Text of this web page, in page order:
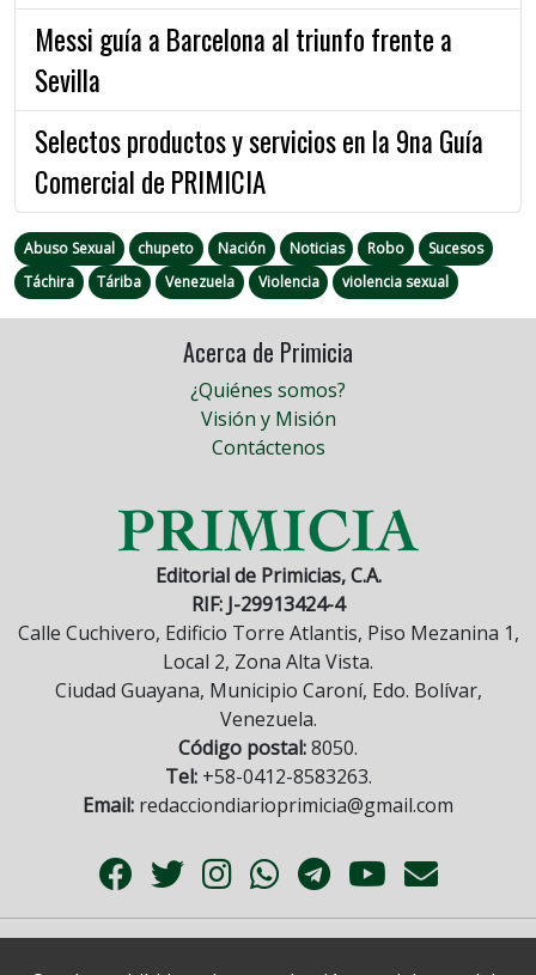
Messi guía a Barcelona al triunfo frente a
Sevilla
Selectos productos y servicios en la 9na Guía
Comercial de PRIMICIA
Abuso Sexual chupeto Nación Noticias Robo
Sucesos
Táchira
Táriba Venezuela Violencia violencia sexual
Acerca de Primicia
¿Quiénes somos?
Visión y Misión
Contáctenos
Editorial de Primicias, C.A.
RIF: J-29913424-4
Calle Cuchivero, Edificio Torre Atlantis, Piso Mezanina 1,
Local 2, Zona Alta Vista.
Ciudad Guayana, Municipio Caroní, Edo. Bolívar,
Venezuela.
Código postal:8050.
Tel:+58-0412-8583263.
Email: redacciondiarioprimicia@gmail.com